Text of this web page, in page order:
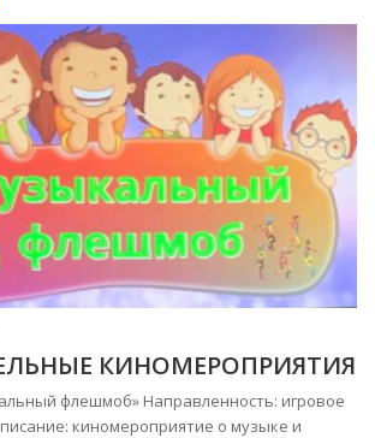
КИНОМЕРОПРИЯТИЯ
флешмоб» Направленность: игровое
киномероприятие о музыке и